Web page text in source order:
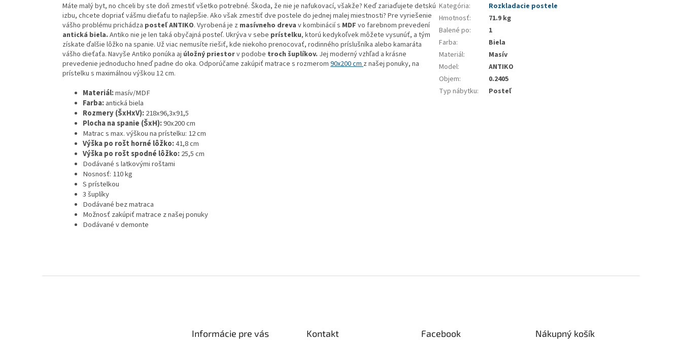
Máte malý byt, no chceli by ste doň zmestiť všetko potrebné. Škoda, že nie je nafukovací, všakže? Keď zariaďujete detskú
izbu, chcete dopriať vášmu dieťaťu to najlepšie. Ako však zmestiť dve postele do jednej malej miestnosti? Pre vyriešenie
vášho problému prichádza posteľ ANTIKO. Vyrobená je z masívneho dreva v kombinácií s MDF vo farebnom prevedení
antická biela. Antiko nie je len taká obyčajná posteľ. Ukrýva v sebe prístelku, ktorú kedykoľvek môžete vysunúť, a tým
získate ďalšie lôžko na spanie. Už viac nemusíte riešiť, kde niekoho prenocovať, rodinného príslušníka alebo kamaráta
vášho dieťaťa. Navyše Antiko ponúka aj úložný priestorv podobe troch šuplíkov. Jej moderný vzhľad a krásne
prevedenie jednoducho hneď padne do oka. Odporúčame zakúpiť matrace s rozmerom 90x200 cm z našej ponuky, na
prístelku s maximálnou výškou 12 cm.
Materiál:masív/MDF
Farba:antická biela
Rozmery (ŠxHxV):218x96,3x91,5
Plocha na spanie (ŠxH):90x200 cm
Matrac s max. výškou na prístelku: 12 cm
Výška po rošt horné lôžko:41,8 cm
Výška po rošt spodné lôžko:25,5 cm
Dodávané s latkovými roštami
Nosnosť: 110 kg
S prístelkou
3 šuplíky
Dodávané bez matraca
Možnosť zakúpiť matrace z našej ponuky
Dodávané v demonte
Kategória:
Rozkladacie postele
Hmotnosť:
71.9 kg
Balené po:
1
Farba:
Biela
Materiál:
Masív
Model:
ANTIKO
Objem:
0.2405
Typ nábytku: Posteľ
Informácie pre vás Kontakt Facebook Nákupný košík